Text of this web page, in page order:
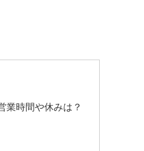
業時間や休みは？